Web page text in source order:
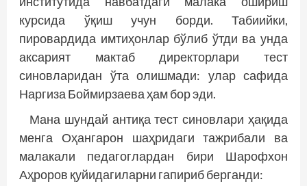
курсида ўқиш учун борди. Табиийки,
пировардида имтиҳонлар бўлиб ўтди ва унда
аксарият мактаб директорлари тест
синовларидан ўта олишмади: улар сафида
Наргиза Боймирзаева ҳам бор эди.
Мана шундай антиқа тест синовлари ҳақида
менга Оҳангарон шаҳридаги тажрибали ва
малакали педагоглардан бири Шарофхон
Аҳроров қуйидагиларни гапириб берганди: